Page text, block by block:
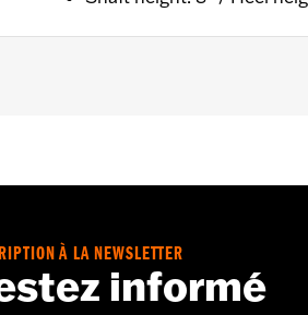
Go towww.h-d.com/warrantyfor
À LA NEWSLETTER
informé